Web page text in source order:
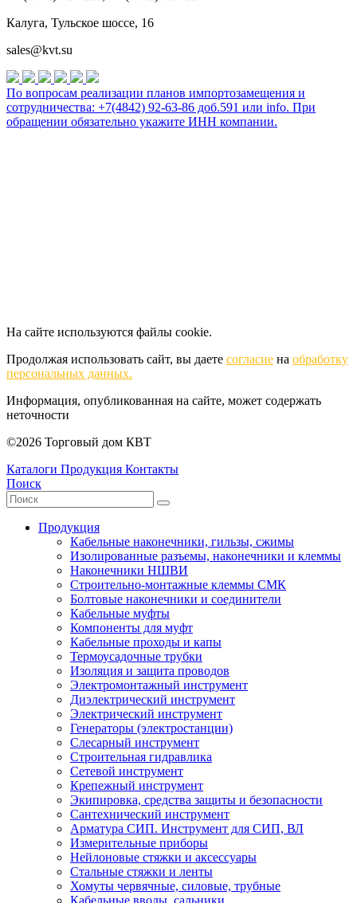
Калуга, Тульское шоссе, 16
sales@kvt.su
По вопросам реализации планов импортозамещения и
сотрудничества: +7(4842) 92-63-86 доб.591 или info. При
обращении обязательно укажите ИНН компании.
На сайте используются файлы cookie.
Продолжая использовать сайт, вы даете согласие на обработку
персональных данных.
Информация, опубликованная на сайте, может содержать
неточности
©2026 Торговый дом КВТ
Каталоги Продукция Контакты
Поиск
Продукция
Кабельные наконечники, гильзы, сжимы
Изолированные разъемы, наконечники и клеммы
Наконечники НШВИ
Строительно-монтажные клеммы СМК
Болтовые наконечники и соединители
Кабельные муфты
Компоненты для муфт
Кабельные проходы и капы
Термоусадочные трубки
Изоляция и защита проводов
Электромонтажный инструмент
Диэлектрический инструмент
Электрический инструмент
Генераторы (электростанции)
Слесарный инструмент
Строительная гидравлика
Сетевой инструмент
Крепежный инструмент
Экипировка, средства защиты и безопасности
Сантехнический инструмент
Арматура СИП. Инструмент для СИП, ВЛ
Измерительные приборы
Нейлоновые стяжки и аксессуары
Стальные стяжки и ленты
Хомуты червячные, силовые, трубные
Кабельные вводы, сальники